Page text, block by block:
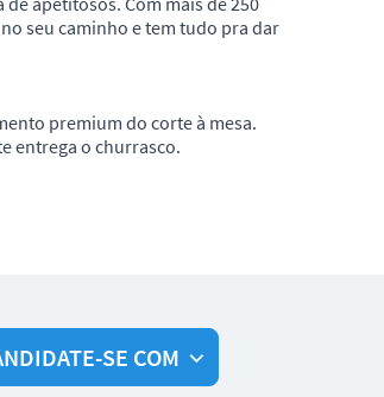
seu caminho e tem tudo pra dar
premium do corte à mesa.
entrega o churrasco.
SE COM